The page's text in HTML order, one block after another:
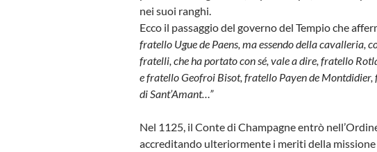
nei suoi ranghi.
Ecco il passaggio del governo del Tempio che
fratello Ugue de Paens, ma essendo della cavalleria,
fratelli, che ha portato con sé, vale a dire, fratello
e fratello Geofroi Bisot, fratello Payen de
di Sant’Amant…”
Nel 1125, il Conte di Champagne entrò
accreditando ulteriormente i meriti della missione